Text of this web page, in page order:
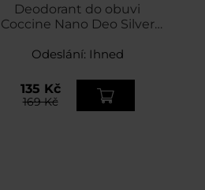
Deodorant do obuvi
Coccine Nano Deo Silver
Odeslání: Ihned
135 Kč
169 Kč